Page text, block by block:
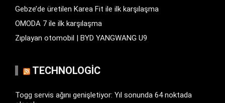
Gebze’de üretilen Karea Fit ile ilk karşılaşma
OMODA 7 ile ilk karşılaşma
Zıplayan otomobil | BYD YANGWANG U9
TECHNOLOGIC
Togg servis ağını genişletiyor: Yıl sonunda 64 noktada